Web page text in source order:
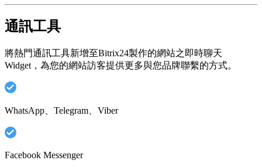
通訊工具
將熱門通訊工具新增至Bitrix24製作的網站之即時聊天
Widget，為您的網站訪客提供更多與您品牌聯繫的方式。
WhatsApp、Telegram、Viber
Facebook Messenger